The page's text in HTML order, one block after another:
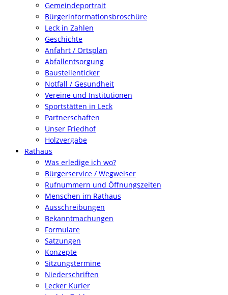
Gemeindeportrait
Bürgerinformationsbroschüre
Leck in Zahlen
Geschichte
Anfahrt / Ortsplan
Abfallentsorgung
Baustellenticker
Notfall / Gesundheit
Vereine und Institutionen
Sportstätten in Leck
Partnerschaften
Unser Friedhof
Holzvergabe
Rathaus
Was erledige ich wo?
Bürgerservice / Wegweiser
Rufnummern und Öffnungszeiten
Menschen im Rathaus
Ausschreibungen
Bekanntmachungen
Formulare
Satzungen
Konzepte
Sitzungstermine
Niederschriften
Lecker Kurier